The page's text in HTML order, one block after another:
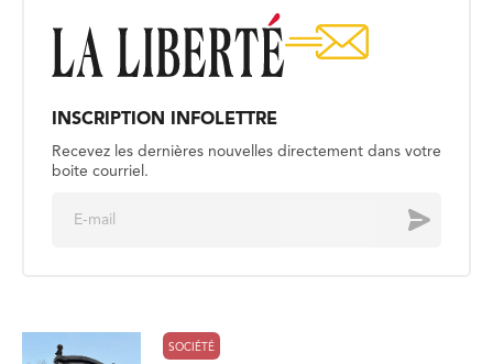
INSCRIPTION INFOLETTRE
Recevez les dernières nouvelles directement dans votre
boite courriel.
Envoyer
SOCIÉTÉ